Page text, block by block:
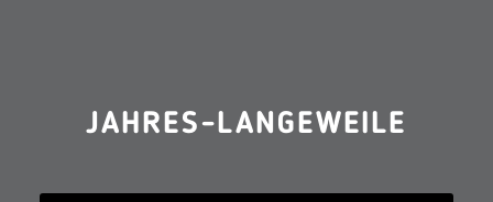
JAHRES-LANGEWEILE